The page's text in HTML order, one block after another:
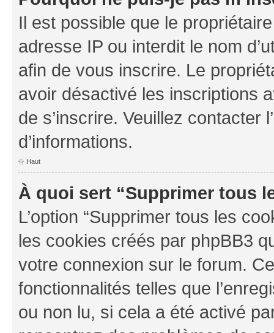
Il est possible que le
adresse IP ou interdit le nom
afin de vous inscrire. Le
avoir désactivé les inscriptions
de s’inscrire. Veuillez contacter
d’informations.
Haut
À quoi sert “Supprimer tous
L’option “Supprimer tous les
les cookies créés par phpBB3
votre connexion sur le forum.
fonctionnalités telles que
ou non lu, si cela a été activé